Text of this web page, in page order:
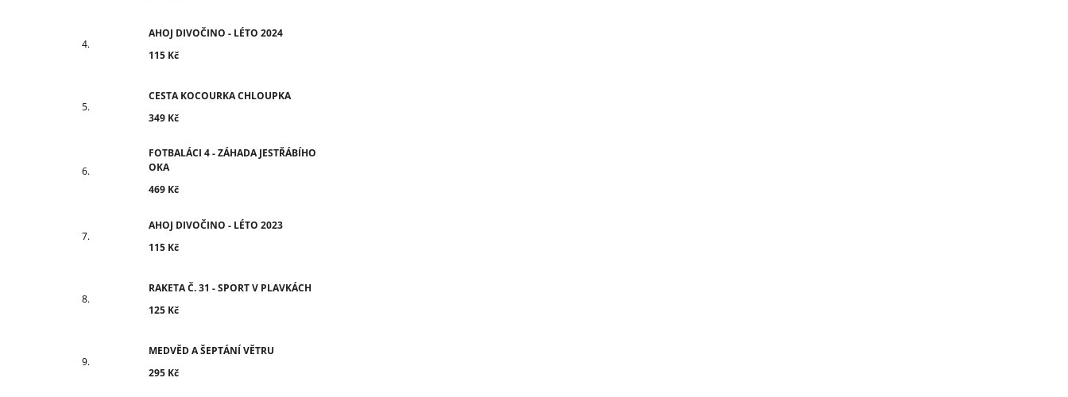
AHOJ DIVOČINO - LÉTO 2024
115 Kč
CESTA KOCOURKA CHLOUPKA
349 Kč
FOTBALÁCI 4 - ZÁHADA JESTŘÁBÍHO
OKA
469 Kč
AHOJ DIVOČINO - LÉTO 2023
115 Kč
RAKETA Č. 31 - SPORT V PLAVKÁCH
125 Kč
MEDVĚD A ŠEPTÁNÍ VĚTRU
295 Kč